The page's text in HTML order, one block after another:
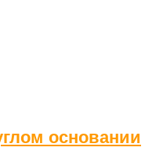
основании